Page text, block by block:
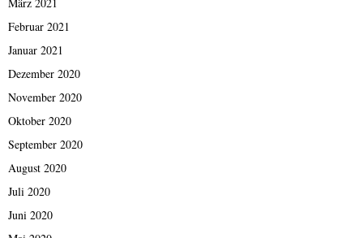
März 2021
Februar 2021
Januar 2021
Dezember 2020
November 2020
Oktober 2020
September 2020
August 2020
Juli 2020
Juni 2020